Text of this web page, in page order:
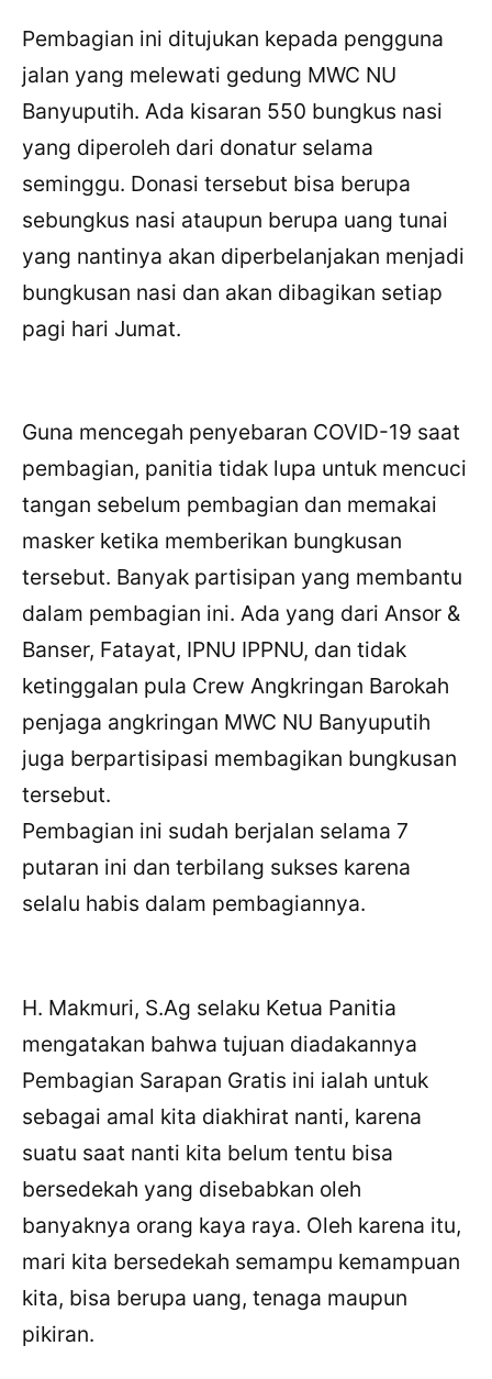
Pembagian ini ditujukan kepada pengguna
jalan yang melewati gedung MWC NU
Banyuputih. Ada kisaran 550 bungkus nasi
yang diperoleh dari donatur selama
seminggu. Donasi tersebut bisa berupa
sebungkus nasi ataupun berupa uang tunai
yang nantinya akan diperbelanjakan menjadi
bungkusan nasi dan akan dibagikan setiap
pagi hari Jumat.
Guna mencegah penyebaran COVID-19 saat
pembagian, panitia tidak lupa untuk mencuci
tangan sebelum pembagian dan memakai
masker ketika memberikan bungkusan
tersebut. Banyak partisipan yang membantu
dalam pembagian ini. Ada yang dari Ansor &
Banser, Fatayat, IPNU IPPNU, dan tidak
ketinggalan pula Crew Angkringan Barokah
penjaga angkringan MWC NU Banyuputih
juga berpartisipasi membagikan bungkusan
tersebut.
Pembagian ini sudah berjalan selama 7
putaran ini dan terbilang sukses karena
selalu habis dalam pembagiannya.
H. Makmuri, S.Ag selaku Ketua Panitia
mengatakan bahwa tujuan diadakannya
Pembagian Sarapan Gratis ini ialah untuk
sebagai amal kita diakhirat nanti, karena
suatu saat nanti kita belum tentu bisa
bersedekah yang disebabkan oleh
banyaknya orang kaya raya. Oleh karena itu,
mari kita bersedekah semampu kemampuan
kita, bisa berupa uang, tenaga maupun
pikiran.